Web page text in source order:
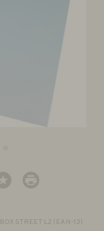
BOX STREET L2 (EAN-13)